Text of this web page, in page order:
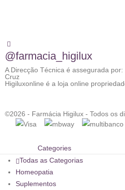
@farmacia_higilux
A Direcção Técnica é assegurada
Cruz
Higiluxonline é a loja online
©2026 - Farmácia Higilux - Todos os
Categories
Todas as Categorias
Homeopatia
Suplementos